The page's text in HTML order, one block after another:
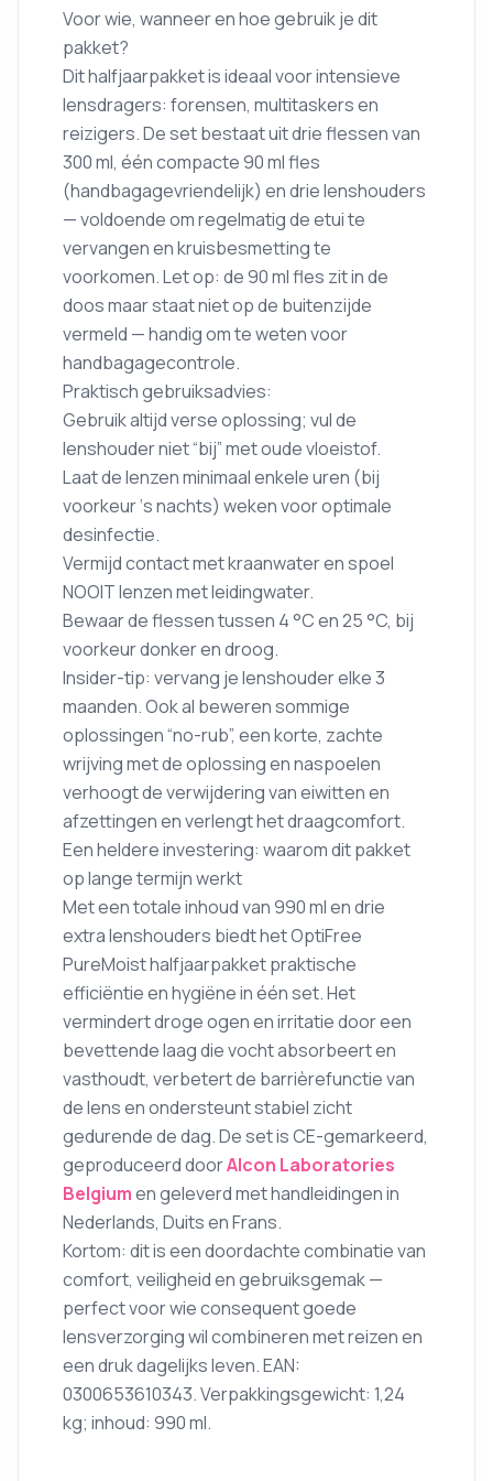
Voor wie, wanneer en hoe gebruik je dit
pakket?
Dit halfjaarpakket is ideaal voor intensieve
lensdragers: forensen, multitaskers en
reizigers. De set bestaat uit drie flessen van
300 ml, één compacte 90 ml fles
(handbagagevriendelijk) en drie lenshouders
— voldoende om regelmatig de etui te
vervangen en kruisbesmetting te
voorkomen. Let op: de 90 ml fles zit in de
doos maar staat niet op de buitenzijde
vermeld — handig om te weten voor
handbagagecontrole.
Praktisch gebruiksadvies:
Gebruik altijd verse oplossing; vul de
lenshouder niet “bij” met oude vloeistof.
Laat de lenzen minimaal enkele uren (bij
voorkeur ‘s nachts) weken voor optimale
desinfectie.
Vermijd contact met kraanwater en spoel
NOOIT lenzen met leidingwater.
Bewaar de flessen tussen 4 °C en 25 °C, bij
voorkeur donker en droog.
Insider-tip: vervang je lenshouder elke 3
maanden. Ook al beweren sommige
oplossingen “no-rub”, een korte, zachte
wrijving met de oplossing en naspoelen
verhoogt de verwijdering van eiwitten en
afzettingen en verlengt het draagcomfort.
Een heldere investering: waarom dit pakket
op lange termijn werkt
Met een totale inhoud van 990 ml en drie
extra lenshouders biedt het OptiFree
PureMoist halfjaarpakket praktische
efficiëntie en hygiëne in één set. Het
vermindert droge ogen en irritatie door een
bevettende laag die vocht absorbeert en
vasthoudt, verbetert de barrièrefunctie van
de lens en ondersteunt stabiel zicht
gedurende de dag. De set is CE-gemarkeerd,
geproduceerd doorAlcon Laboratories
Belgiumen geleverd met handleidingen in
Nederlands, Duits en Frans.
Kortom: dit is een doordachte combinatie van
comfort, veiligheid en gebruiksgemak —
perfect voor wie consequent goede
lensverzorging wil combineren met reizen en
een druk dagelijks leven. EAN:
0300653610343. Verpakkingsgewicht: 1,24
kg; inhoud: 990 ml.